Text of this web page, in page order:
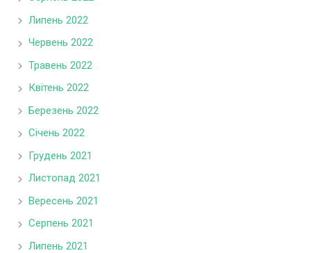
Липень 2022
Червень 2022
Травень 2022
Квітень 2022
Березень 2022
Січень 2022
Грудень 2021
Листопад 2021
Вересень 2021
Серпень 2021
Липень 2021